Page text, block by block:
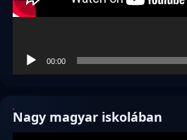
00:00
Nagy magyar iskolában